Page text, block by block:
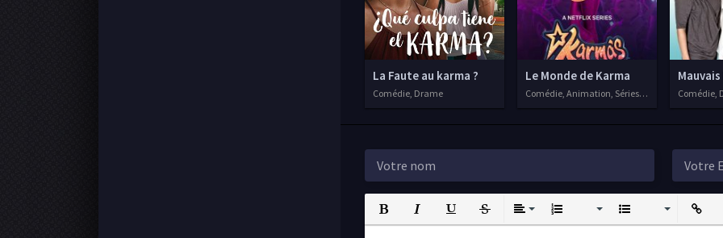
La Faute au karma ?
Comédie, Drame
Le Monde de Karma
Comédie, Animation, Séries VF, 2021 Comédie,
Bold Italic UnderlineStrikethrough
AlignOrdered List Unordered ListInsert